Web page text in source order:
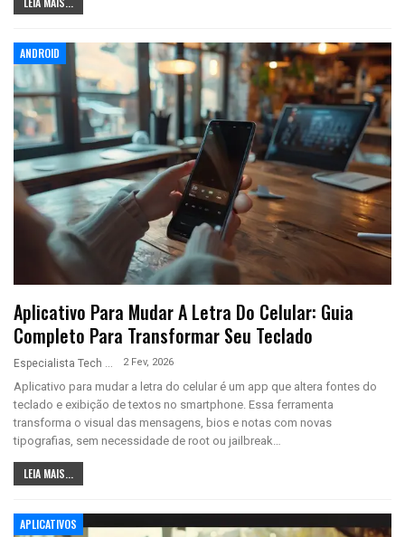
ANDROID
Aplicativo Para Mudar A Letra Do Celular: Guia
Completo Para Transformar Seu Teclado
Especialista Tech 2 Fev, 2026
Aplicativo para mudar a letra do celular é um app que altera fontes do
teclado e exibição de textos no smartphone. Essa ferramenta
transforma o visual das mensagens, bios e notas com novas
tipografias, sem necessidade de root ou jailbreak…
LEIA MAIS...
APLICATIVOS